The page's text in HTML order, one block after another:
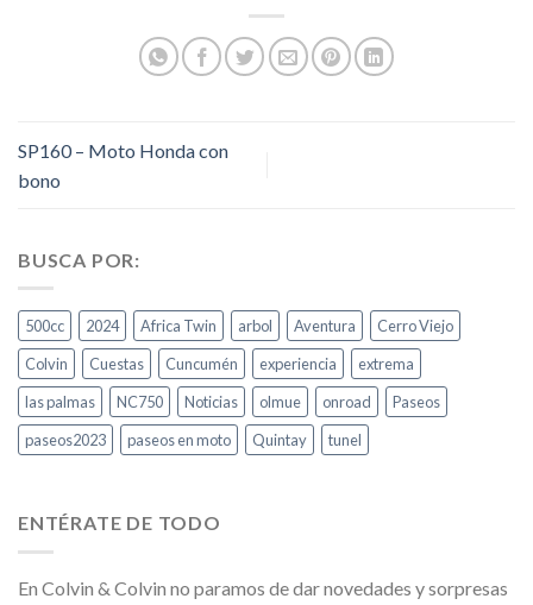
SP160 – Moto Honda con
bono
BUSCA POR:
500cc 2024 Africa Twin arbol Aventura
Cerro Viejo
Colvin
Cuestas Cuncumén experiencia
extrema
las palmas
NC750 Noticias olmue onroad
Paseos
paseos2023
paseos en moto Quintay tunel
ENTÉRATE DE TODO
En Colvin & Colvin no paramos de dar novedades y sorpresas